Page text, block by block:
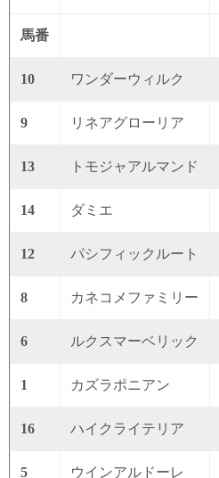
馬番
10 ワンダーウィルク
9 リネアグローリア
13 トモジャアルマンド
14 ダミエ
12 パシフィックルート
8 カネコメファミリー
6 ルクスマーベリック
1 カズラポニアン
16 ハイクライテリア
5 ウインアルドーレ